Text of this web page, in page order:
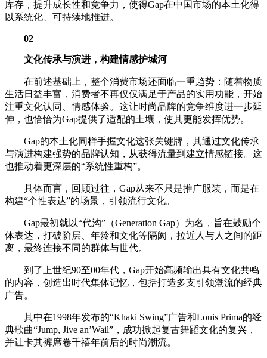
库存，提升成长性和竞争力，使得Gap在中国市场的本土化得
以系统化、可持续地推进。
02
文化传承与演进，构建情感护城河
在前述基础上，整个消费市场还面临一重趋势：随着物质
生活日益丰富，消费者不再仅仅满足于产品的实用功能，开始
注重文化认同、情感体验。这让时尚品牌的竞争维度进一步延
伸，也恰恰为Gap提供了适配的土壤，使其更能发挥优势。
Gap的本土化同样手握文化这张关键牌，其通过文化传承
与演进构建强势的品牌认知，从获得流量到建立情感链接。这
也推动着更深层的“系统性重构”。
具体而言，回顾过往，Gap从来不只是推广服装，而是在
构建“个性表达”的场景，引领流行文化。
Gap最初就以“代沟”（Generation Gap）为名，旨在鼓励个
体表达，打破阶层、年龄和文化等隔阂，拉近人与人之间的距
离，最终连接不同的群体与世代。
到了上世纪90至00年代，Gap开始高频输出具有文化共鸣
的内容，创造出时代集体记忆，包括打造多支引领潮流的经典
广告。
其中在1998年发布的“Khaki Swing”广告和Louis Prima的经
典歌曲“Jump, Jive an’Wail”，成功掀起复古舞蹈文化的复兴，
并让卡其裤席卷千禧年前后的时尚潮流。